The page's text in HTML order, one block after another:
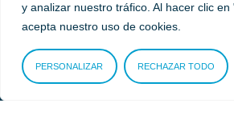
y analizar nuestro tráfico. Al hacer clic en
acepta nuestro uso de cookies.
PERSONALIZAR RECHAZAR TODO
Adity Seguros – Mapa del Sitio –